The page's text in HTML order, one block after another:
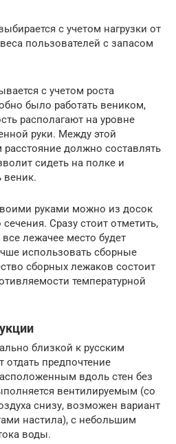
с учетом нагрузки от
пользователей с запасом
с учетом роста
было работать веником,
располагают на уровне
руки. Между этой
должно составлять
сидеть на полке и
веник.
руками можно из досок
Сразу стоит отметить,
лежачее место будет
использовать сборные
сборных лежаков состоит
температурной
близкой к русским
отдать предпочтение
вдоль стен без
вентилируемым (со
снизу, возможен вариант
настила), с небольшим
воды.